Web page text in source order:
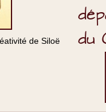
de Siloë
du